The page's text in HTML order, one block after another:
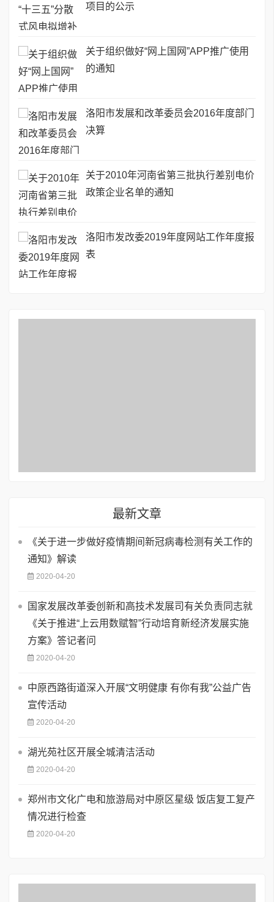
项目的公示
关于组织做好“网上国网”APP推广使用
的通知
洛阳市发展和改革委员会2016年度部门
决算
关于2010年河南省第三批执行差别电价
政策企业名单的通知
洛阳市发改委2019年度网站工作年度报
表
最新文章
《关于进一步做好疫情期间新冠病毒检测有关工作的
通知》解读
2020-04-20
国家发展改革委创新和高技术发展司有关负责同志就
《关于推进“上云用数赋智”行动培育新经济发展实施
方案》答记者问
2020-04-20
中原西路街道深入开展“文明健康 有你有我”公益广告
宣传活动
2020-04-20
湖光苑社区开展全城清洁活动
2020-04-20
郑州市文化广电和旅游局对中原区星级 饭店复工复产
情况进行检查
2020-04-20